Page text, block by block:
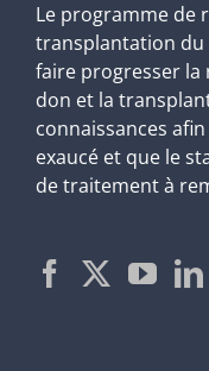
Le programme de
transplantation du
faire progresser la
don et la
connaissances
exaucé et que le
de traitement à